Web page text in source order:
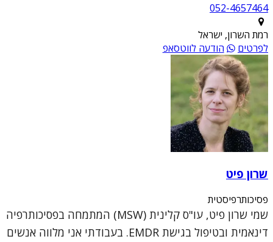
052-4657464
רמת השרון, ישראל
לפרטים
הודעה לווטסאפ
שרון פיט
פסיכותרפיסטית
שמי שרון פיט, עו"ס קלינית (MSW) המתמחה בפסיכותרפיה
דינאמית ובטיפול בגישת EMDR. בעבודתי אני מלווה אנשים